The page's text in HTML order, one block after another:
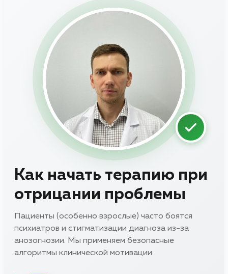
Как начать терапию при
отрицании проблемы
Пациенты (особенно взрослые) часто боятся
психиатров и стигматизации диагноза из-за
анозогнозии. Мы применяем безопасные
алгоритмы клинической мотивации.